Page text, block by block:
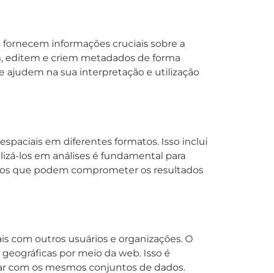
informações cruciais sobre a
editem e criem metadados de forma
ajudem na sua interpretação e utilização
em diferentes formatos. Isso inclui
los em análises é fundamental para
que podem comprometer os resultados
com outros usuários e organizações. O
por meio da web. Isso é
com os mesmos conjuntos de dados.